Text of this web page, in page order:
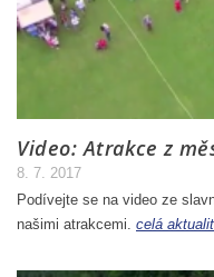
Video: Atrakce z
8. 7. 2017
Podívejte se na video ze
našimi atrakcemi. celá